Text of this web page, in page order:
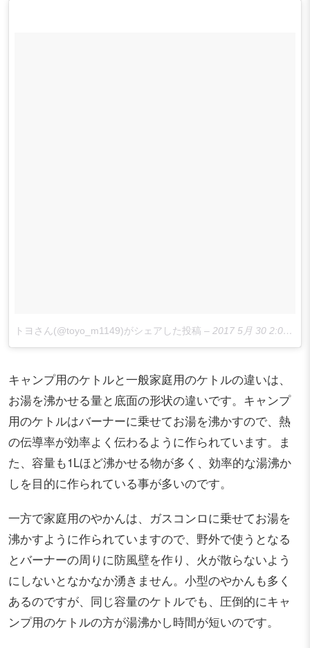
トヨさん(@toyo_m1149)がシェアした投稿 – 2017 5月 30 2:08午前 PDT
キャンプ用のケトルと一般家庭用のケトルの違いは、
お湯を沸かせる量と底面の形状の違いです。キャンプ
用のケトルはバーナーに乗せてお湯を沸かすので、熱
の伝導率が効率よく伝わるように作られています。ま
た、容量も1Lほど沸かせる物が多く、効率的な湯沸か
しを目的に作られている事が多いのです。
一方で家庭用のやかんは、ガスコンロに乗せてお湯を
沸かすように作られていますので、野外で使うとなる
とバーナーの周りに防風壁を作り、火が散らないよう
にしないとなかなか湧きません。小型のやかんも多く
あるのですが、同じ容量のケトルでも、圧倒的にキャ
ンプ用のケトルの方が湯沸かし時間が短いのです。